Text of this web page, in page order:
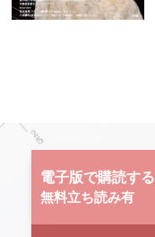
電子版で購読する
無料立ち読み有